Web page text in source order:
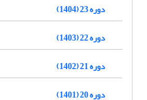
دوره 23 (1404)
دوره 22 (1403)
دوره 21 (1402)
دوره 20 (1401)